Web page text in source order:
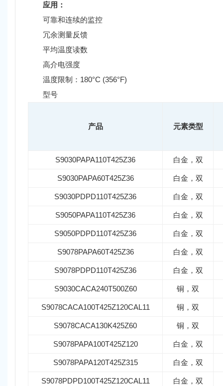
应用：
可靠和连续的监控
冗余测量反馈
平均温度读数
高介电强度
温度限制：180°C (356°F)
型号
产品 元素类型
S9030PAPA110T425Z36 白金，双
S9030PAPA60T425Z36 白金，双
S9030PDPD110T425Z36 白金，双
S9050PAPA110T425Z36 白金，双
S9050PDPD110T425Z36 白金，双
S9078PAPA60T425Z36 白金，双
S9078PDPD110T425Z36 白金，双
S9030CACA240T500Z60 铜，双
S9078CACA100T425Z120CAL11 铜，双
S9078CACA130K425Z60 铜，双
S9078PAPA100T425Z120 白金，双
S9078PAPA120T425Z315 白金，双
S9078PDPD100T425Z120CAL11 白金，双